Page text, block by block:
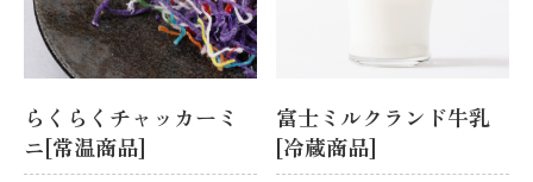
らくらくチャッカーミ
ニ[常温商品]
富士ミルクランド牛乳
[冷蔵商品]